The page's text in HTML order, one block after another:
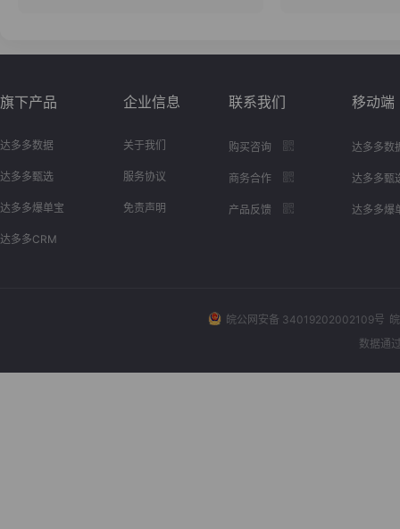
旗下产品
达多多数据
达多多甄选
达多多爆单宝
达多多CRM
企业信息
关于我们
服务协议
免责声明
联系我们
购买咨询
商务合作
产品反馈
移动端
达多多数
达多多甄
达多多爆
皖公网安备 34019202002109号
数据通